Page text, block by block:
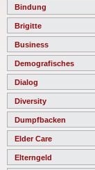
Bindung
Brigitte
Business
Demografisches
Dialog
Diversity
Dumpfbacken
Elder Care
Elterngeld